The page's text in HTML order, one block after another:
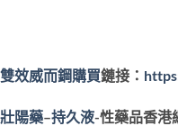
雙效威而鋼購買鏈接 ：
壯陽藥–持久液-性藥品香港